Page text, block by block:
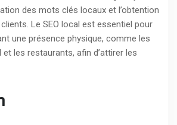
des mots clés locaux et l’obtention
Le SEO local est essentiel pour
une présence physique, comme les
les restaurants, afin d’attirer les